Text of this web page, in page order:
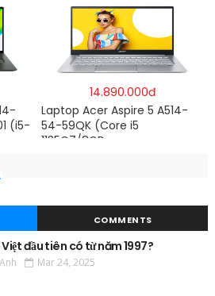
RAM/512GB/15.6″FHD/MX350
2GB/Win 10/Bạc)
(i5-
Xa
14.890.000đ
Laptop Acer Aspire 5 A514-
54-59QK (Core i5
1135G7/8GB
COMMENTS
đầu tiên có từ năm 1997?
Mar 24, 2025